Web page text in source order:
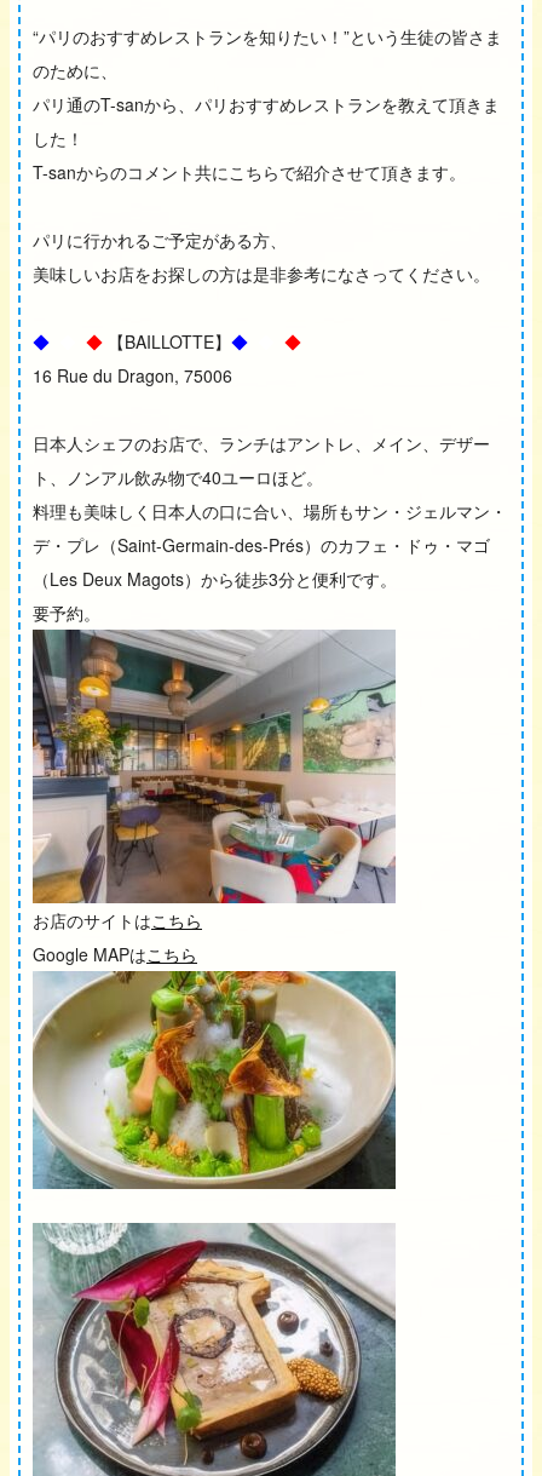
“パリのおすすめレストランを知りたい！”という生徒の皆さま
のために、
パリ通のT-sanから、パリおすすめレストランを教えて頂きま
した！
T-sanからのコメント共にこちらで紹介させて頂きます。
パリに行かれるご予定がある方、
美味しいお店をお探しの方は是非参考になさってください。
◆ ◆ 【BAILLOTTE】 ◆
◆
16 Rue du Dragon, 75006
日本人シェフのお店で、ランチはアントレ、メイン、デザー
ト、ノンアル飲み物で40ユーロほど。
料理も美味しく日本人の口に合い、場所もサン・ジェルマン・
デ・プレ（Saint-Germain-des-Prés）のカフェ・ドゥ・マゴ
（Les Deux Magots）から徒歩3分と便利です。
要予約。
お店のサイトはこちら
Google MAPはこちら